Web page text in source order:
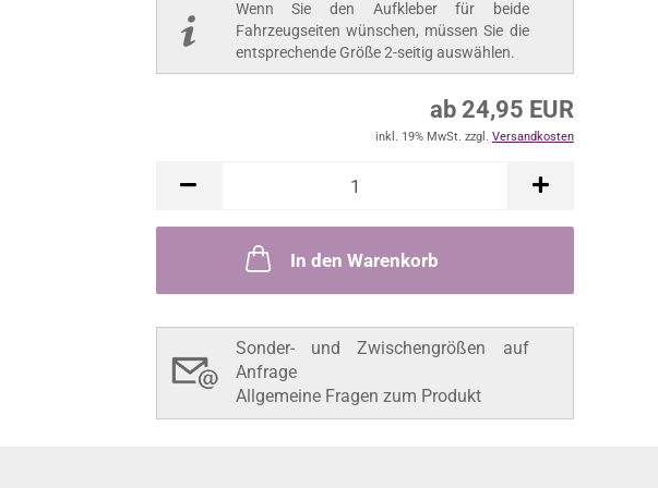
Wenn Sie den Aufkleber für beide
Fahrzeugseiten wünschen, müssen Sie die
entsprechende Größe 2-seitig auswählen.
ab 24,95 EUR
inkl. 19% MwSt. zzgl. Versandkosten
In den Warenkorb
Sonder- und Zwischengrößen auf
Anfrage
Allgemeine Fragen zum Produkt